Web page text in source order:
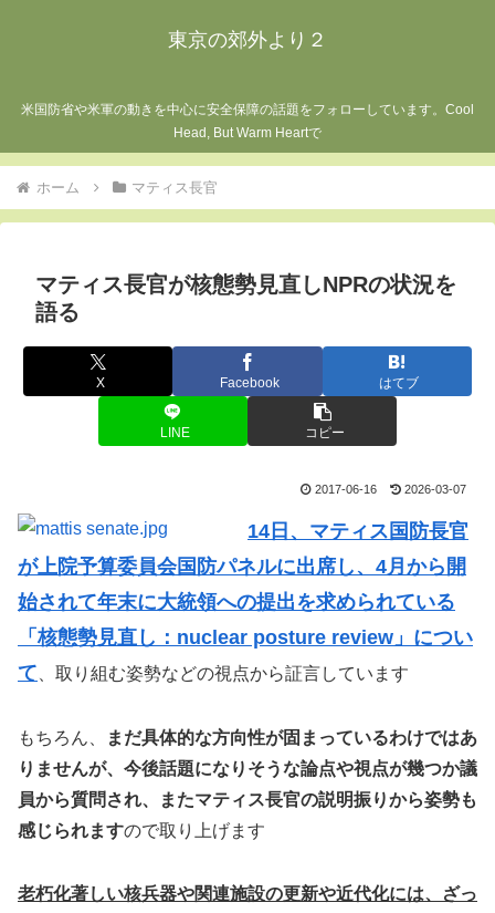
東京の郊外より２
米国防省や米軍の動きを中心に安全保障の話題をフォローしています。Cool
Head, But Warm Heartで
ホーム マティス長官
マティス長官が核態勢見直しNPRの状況を
語る
X Facebook はてブ
LINE コピー
2017-06-16 2026-03-07
14日、マティス国防長官
が上院予算委員会国防パネルに出席し、4月から開
始されて年末に大統領への提出を求められている
「核態勢見直し：nuclear posture review」につい
て 、取り組む姿勢などの視点から証言しています
もちろん、
まだ具体的な方向性が固まっているわけではあ
りませんが、今後話題になりそうな論点や視点が幾つか議
員から質問され、またマティス長官の説明振りから姿勢も
感じられますので取り上げます
老朽化著しい核兵器や関連施設の更新や近代化には、ざっ